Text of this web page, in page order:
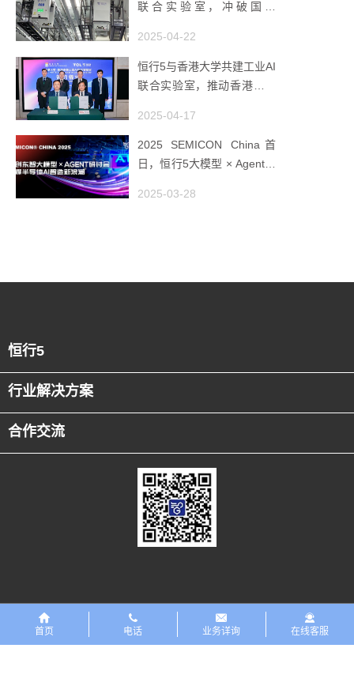
联合实验室，冲破国产
2025-04-22
恒行5与香港大学共建工业AI
联合实验室，推动香港成为
2025-04-17
2025 SEMICON China首
日，恒行5大模型 × Agent研
潮
2025-03-28
恒行5
行业解决方案
合作交流
友情链接 恒行5PreMaint设备数字化平台
首页 电话 业务详询 在线客服